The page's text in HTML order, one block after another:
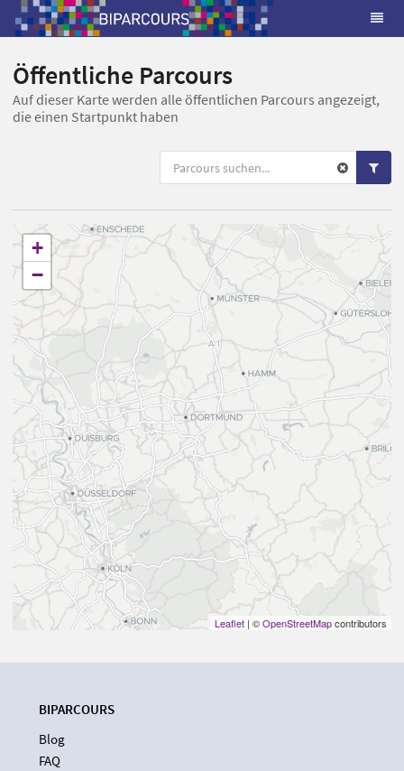
Öffentliche Parcours
Auf dieser Karte werden alle öffentlichen Parcours angezeigt,
die einen Startpunkt haben
+
−
Leaflet | ©OpenStreetMapcontributors
BIPARCOURS
Blog
FAQ